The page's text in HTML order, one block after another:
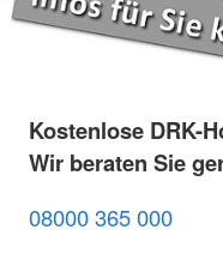
Kostenlose DRK-
Wir beraten Sie
08000 365 000